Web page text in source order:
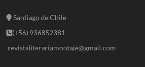
Santiago de Chile
(+56) 936852381
revistaliterariamontaje@gmail.com